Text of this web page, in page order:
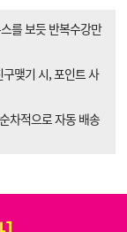
를 보듯 반복수강만
맺기 시, 포인트 사
차적으로 자동 배송